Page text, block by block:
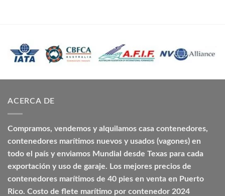
ACERCA DE
Compramos, vendemos y alquilamos casa contenedores,
contenedores marítimos nuevos y usados (vagones) en
todo el país y enviamos Mundial desde Texas para cada
exportación y uso de garaje. Los mejores precios de
contenedores marítimos de 40 pies en venta en Puerto
Rico. Costo de flete marítimo por contenedor 2024